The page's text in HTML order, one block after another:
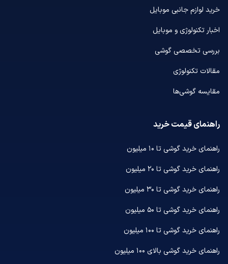
خرید لوازم جانبی موبایل
اخبار تکنولوژی و موبایل
بررسی تخصصی گوشی
مقالات تکنولوژی
مقایسه گوشی‌ها
راهنمای قیمت خرید
راهنمای خرید گوشی تا ۱۰ میلیون
راهنمای خرید گوشی تا ۲۰ میلیون
راهنمای خرید گوشی تا ۳۰ میلیون
راهنمای خرید گوشی تا ۵۰ میلیون
راهنمای خرید گوشی تا ۱۰۰ میلیون
راهنمای خرید گوشی بالای ۱۰۰ میلیون